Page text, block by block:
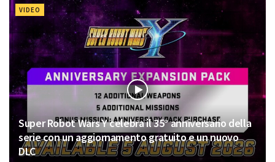
VIDEO
Super Robot Wars Y celebra il 35° anniversario della
serie con un aggiornamento gratuito e un nuovo
DLC